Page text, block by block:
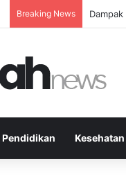
Breaking News
Pendidikan Kesehatan